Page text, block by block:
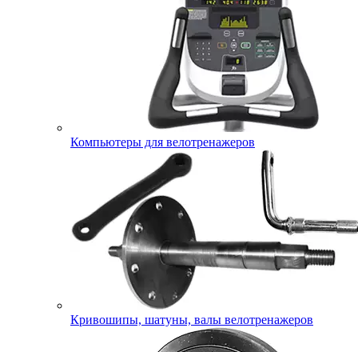
Компьютеры для велотренажеров
Кривошипы, шатуны, валы велотренажеров